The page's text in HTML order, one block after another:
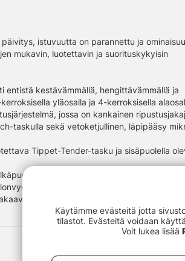
istuvuutta on parannettu ja
mukavin, luotettavin ja suorituskykyisin
entistä kestävämmällä, hengittävämmällä ja
yläosalla ja 4-kerroksisella
jossa on kankainen
taskulla sekä vetoketjullinen, läpipääsy
Tippet-Tender-tasku ja sisäpuolella
vyölenkit, joissa on korkeat ja matalat
sisältyy mukaan
nivelletyn istuvuuden, paremman
Käytämme evästeitä jotta
tilastot. Evästeitä voidaan
Voit lukea lisää